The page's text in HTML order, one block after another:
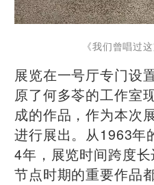
《我们曾唱过
展览在一号厅专门设
原了何多苓的工作室
成的作品，作为本次
进行展出。从1963年
4年，展览时间跨度
节点时期的重要作品